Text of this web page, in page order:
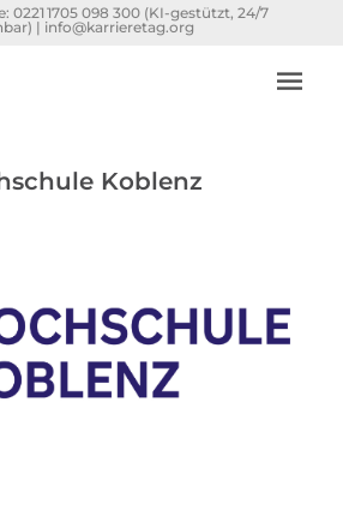
0221 1705 098 300 (KI-gestützt, 24/7
| info@karrieretag.org
Koblenz